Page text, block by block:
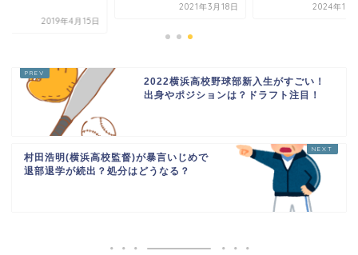
2019年4月15日
2021年3月18日 2024年10
2022横浜高校野球部新入生がすごい！
出身やポジションは？ドラフト注目！
村田浩明(横浜高校監督)が暴言いじめで
退部退学が続出？処分はどうなる？